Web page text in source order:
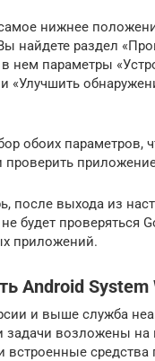
нижнее
найдете раздел
нем параметры
«Улучшить
обоих параметров,
проверить
после выхода из
будет проверяться
приложений.
Android System
и выше служба
задачи возложены на
встроенные средства